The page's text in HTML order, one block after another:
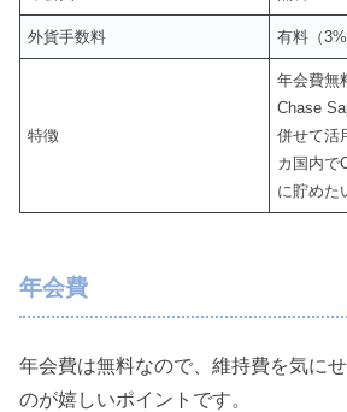
外貨手数料 有料（3%
特徴
年会費無
Chase
併せて活
カ国内で
に貯めた
年会費
年会費は無料なので、維持費を気に
のが嬉しいポイントです。